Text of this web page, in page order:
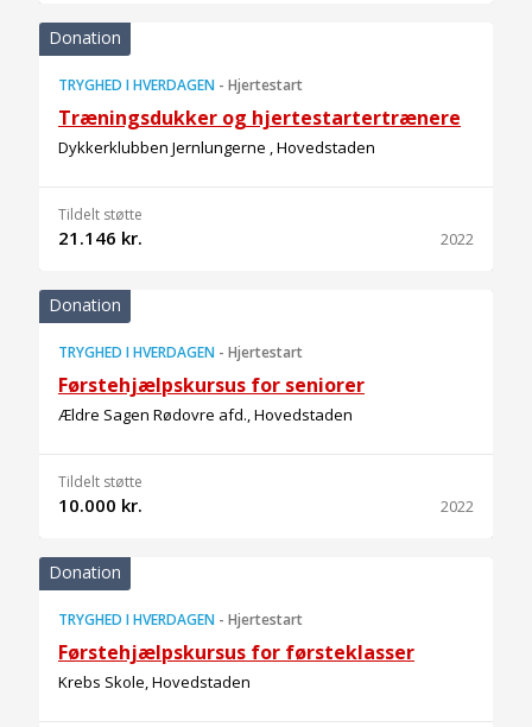
Donation
TRYGHED I HVERDAGEN - Hjertestart
Træningsdukker og hjertestartertrænere
Dykkerklubben Jernlungerne , Hovedstaden
Tildelt støtte
21.146 kr. 2022
Donation
TRYGHED I HVERDAGEN - Hjertestart
Førstehjælpskursus for seniorer
Ældre Sagen Rødovre afd., Hovedstaden
Tildelt støtte
10.000 kr. 2022
Donation
TRYGHED I HVERDAGEN - Hjertestart
Førstehjælpskursus for førsteklasser
Krebs Skole, Hovedstaden